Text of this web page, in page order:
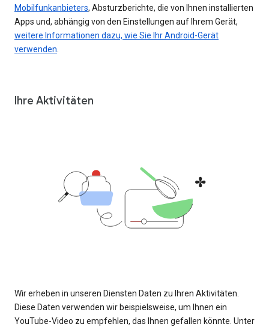
Mobilfunkanbieters, Absturzberichte, die von Ihnen installierten
Apps und, abhängig von den Einstellungen auf Ihrem Gerät,
weitere Informationen dazu, wie Sie Ihr Android-Gerät
verwenden.
Ihre Aktivitäten
Wir erheben in unseren Diensten Daten zu Ihren Aktivitäten.
Diese Daten verwenden wir beispielsweise, um Ihnen ein
YouTube-Video zu empfehlen, das Ihnen gefallen könnte. Unter